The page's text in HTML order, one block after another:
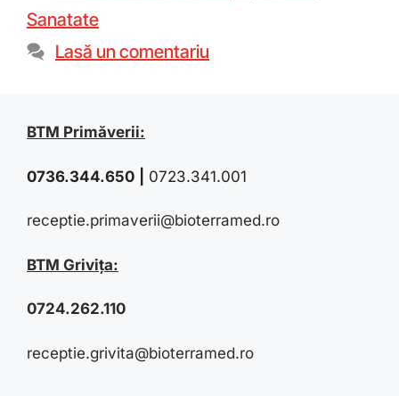
Sanatate
Lasă un comentariu
BTM Primăverii:
0736.344.650 0723.341.001
receptie.primaverii@bioterramed.ro
BTM Grivița:
0724.262.110
receptie.grivita@bioterramed.ro